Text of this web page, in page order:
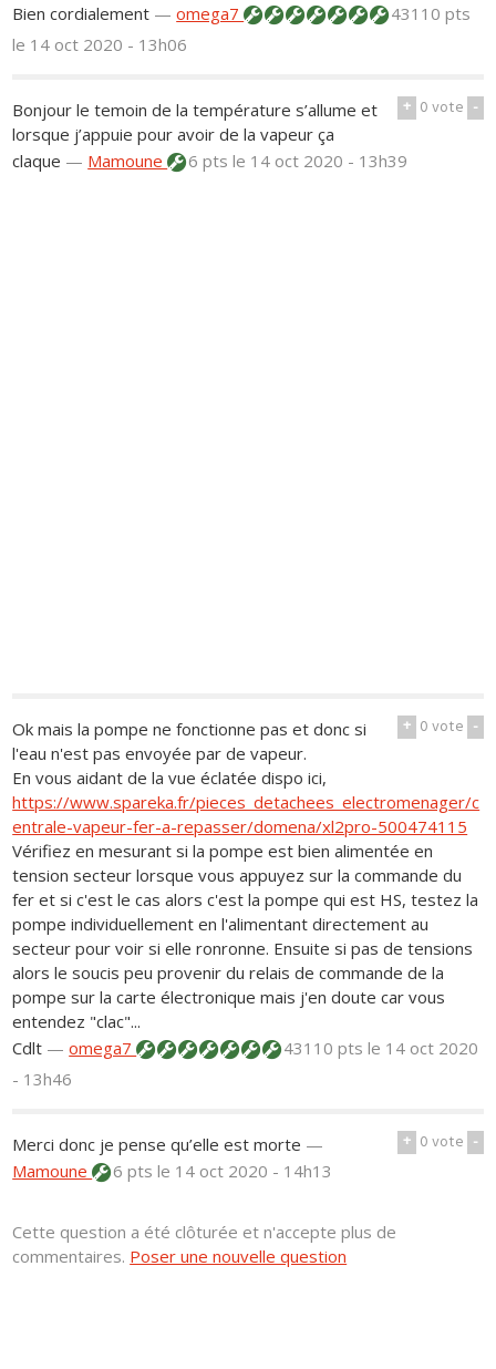
Bien cordialement —omega7
43110 pts
le 14 oct 2020 - 13h06
+ 0vote -
Bonjour le temoin de la température s’allume et
lorsque j’appuie pour avoir de la vapeur ça
claque — Mamoune 6 ptsle 14 oct 2020 - 13h39
+ 0vote -
Ok mais la pompe ne fonctionne pas et donc si
l'eau n'est pas envoyée par de vapeur.
En vous aidant de la vue éclatée dispo ici,
https://www.spareka.fr/pieces_detachees_electromenager/c
entrale-vapeur-fer-a-repasser/domena/xl2pro-500474115
Vérifiez en mesurant si la pompe est bien alimentée en
tension secteur lorsque vous appuyez sur la commande du
fer et si c'est le cas alors c'est la pompe qui est HS, testez la
pompe individuellement en l'alimentant directement au
secteur pour voir si elle ronronne. Ensuite si pas de tensions
alors le soucis peu provenir du relais de commande de la
pompe sur la carte électronique mais j'en doute car vous
entendez "clac"...
Cdlt —omega7 43110 ptsle 14 oct 2020
- 13h46
+ 0vote -
Merci donc je pense qu’elle est morte —
Mamoune
6 ptsle 14 oct 2020 - 14h13
Cette question a été clôturée et n'accepte plus de
commentaires. Poser une nouvelle question